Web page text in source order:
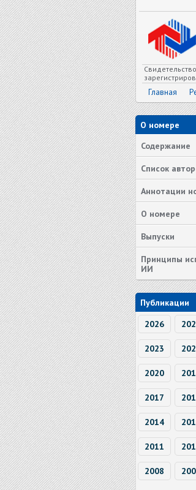
Главная
О номере
Содержание
Список
Аннотации
О номере
Выпуски
Принципы
ИИ
Публикации
2026
2023
2020
2017
2014
2011
2008